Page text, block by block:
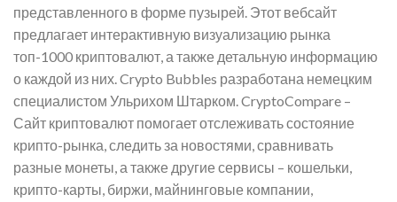
представленного в форме пузырей. Этот вебсайт
предлагает интерактивную визуализацию рынка
топ-1000 криптовалют, а также детальную информацию
о каждой из них. Crypto Bubbles разработана немецким
специалистом Ульрихом Штарком. CryptoCompare –
Сайт криптовалют помогает отслеживать состояние
крипто-рынка, следить за новостями, сравнивать
разные монеты, а также другие сервисы – кошельки,
крипто-карты, биржи, майнинговые компании,